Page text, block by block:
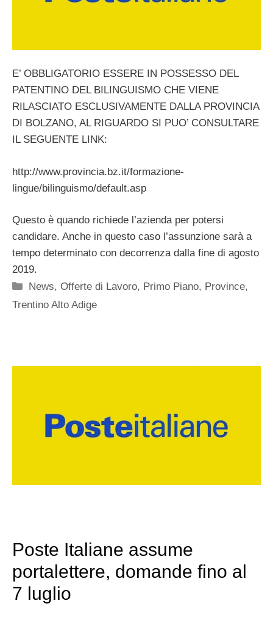
E’ OBBLIGATORIO ESSERE IN POSSESSO DEL
PATENTINO DEL BILINGUISMO CHE VIENE
RILASCIATO ESCLUSIVAMENTE DALLA PROVINCIA
DI BOLZANO, AL RIGUARDO SI PUO’ CONSULTARE
IL SEGUENTE LINK:
http://www.provincia.bz.it/formazione-
lingue/bilinguismo/default.asp
Questo è quando richiede l’azienda per potersi
candidare. Anche in questo caso l’assunzione sarà a
tempo determinato con decorrenza dalla fine di agosto
2019.
Categorie
News,Offerte di Lavoro, Primo Piano, Province,
Trentino Alto Adige
Poste Italiane assume
portalettere, domande fino al
7 luglio